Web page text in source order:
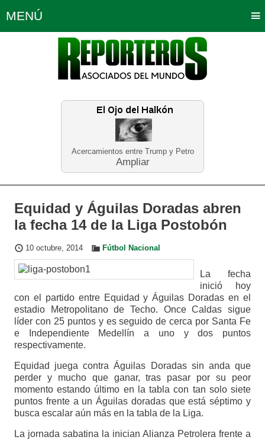
Acercamientos entre Trump y Petro
Ampliar
MENÚ
Política Opinión Bogotá
Planeta Tierra Deportes
Educación Neira
Equidad y Águilas Doradas abren
la fecha 14 de la Liga Postobón
10 octubre, 2014 Fútbol Nacional
La fecha
inició hoy
con el partido entre Equidad y Águilas Doradas en el
estadio Metropolitano de Techo. Once Caldas sigue
líder con 25 puntos y es seguido de cerca por Santa Fe
e Independiente Medellín a uno y dos puntos
respectivamente.
Equidad juega contra Águilas Doradas sin anda que
perder y mucho que ganar, tras pasar por su peor
momento estando último en la tabla con tan solo siete
puntos frente a un Águilas doradas que está séptimo y
busca escalar aún más en la tabla de la Liga.
La jornada sabatina la inician Alianza Petrolera frente a